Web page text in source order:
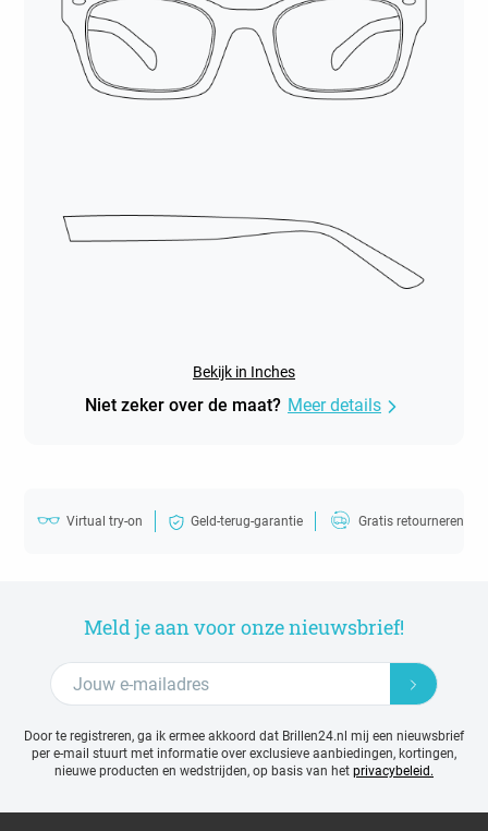
Bekijk in Inches
Niet zeker over de maat? Meer details
Virtual try-on Geld-terug-garantie Gratis retourneren
Meld je aan voor onze nieuwsbrief!
Door te registreren, ga ik ermee akkoord dat Brillen24.nl mij een nieuwsbrief
per e-mail stuurt met informatie over exclusieve aanbiedingen, kortingen,
nieuwe producten en wedstrijden, op basis van het privacybeleid.